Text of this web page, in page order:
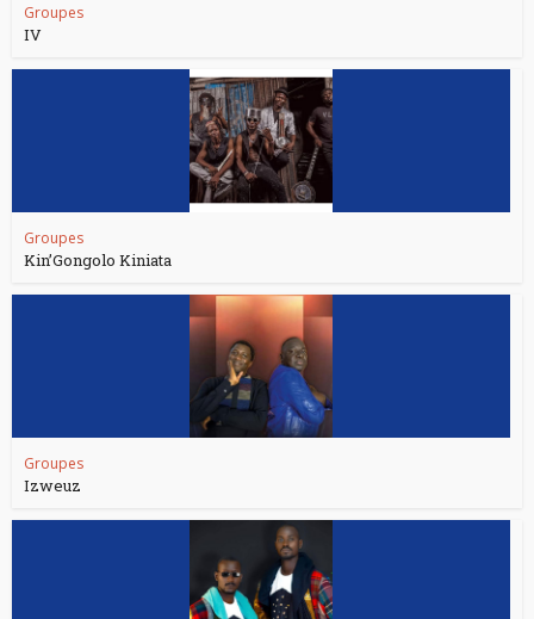
Groupes
IV
Groupes
Kin’Gongolo Kiniata
Groupes
Izweuz